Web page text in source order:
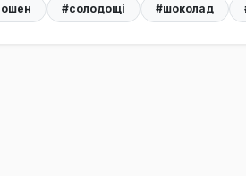
#солодощі #шоколад